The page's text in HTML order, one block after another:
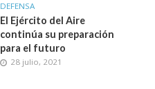
DEFENSA
El Ejército del Aire
continúa su preparación
para el futuro
28 julio, 2021